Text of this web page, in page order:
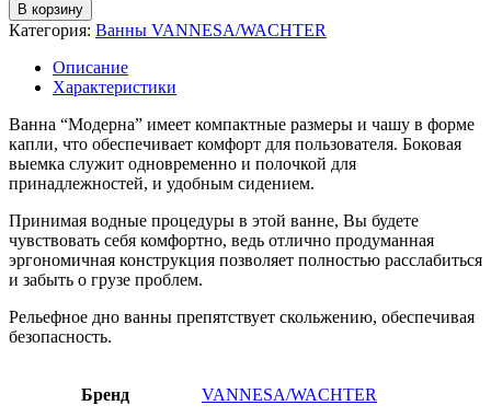
В корзину
Категория: Ванны VANNESA/WACHTER
Описание
Характеристики
Ванна “Модерна” имеет компактные размеры и чашу в форме
капли, что обеспечивает комфорт для пользователя. Боковая
выемка служит одновременно и полочкой для
принадлежностей, и удобным сидением.
Принимая водные процедуры в этой ванне, Вы будете
чувствовать себя комфортно, ведь отлично продуманная
эргономичная конструкция позволяет полностью расслабиться
и забыть о грузе проблем.
Рельефное дно ванны препятствует скольжению, обеспечивая
безопасность.
Бренд VANNESA/WACHTER